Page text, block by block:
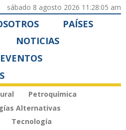
sábado 8 agosto 2026 11:28:05 am
PAÍSES
NOTICIAS
EVENTOS
Petroquímica
Alternativas
Tecnología